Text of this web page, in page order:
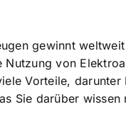
gewinnt
von
Vorteile, darunter
Sie darüber wissen